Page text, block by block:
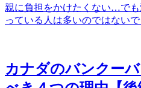
親に負担をかけたくない…で
っている人は多いのではないで
カナダのバンクー